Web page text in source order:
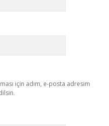
için adım, e-posta adresim